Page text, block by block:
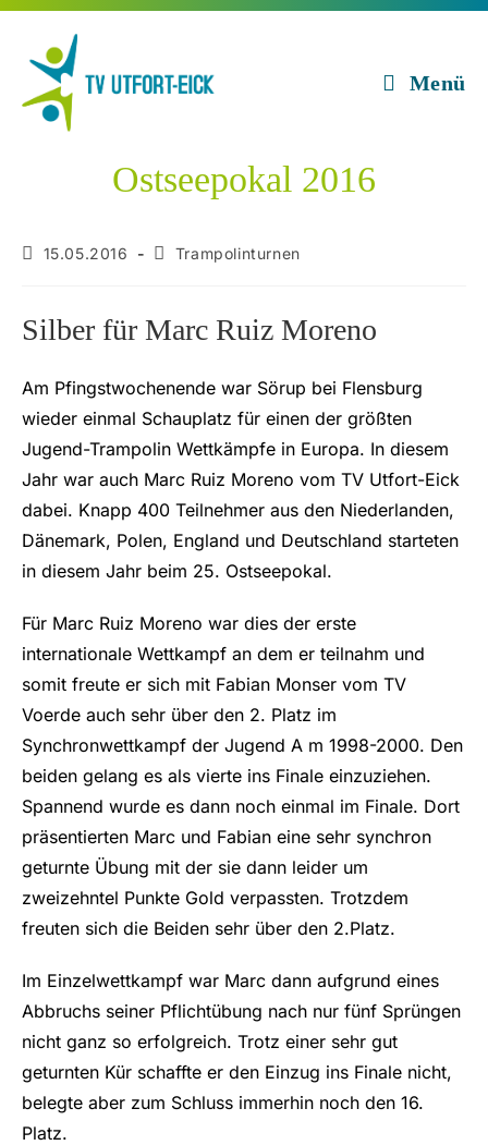
Zum
springen
Menü
Ostseepokal 2016
Beitrag
15.05.2016
Beitrags-
Trampolinturnen
Silber für Marc Ruiz Moreno
Am Pfingstwochenende war Sörup bei Flensburg
wieder einmal Schauplatz für einen der größten
Jugend-Trampolin Wettkämpfe in Europa. In diesem
Jahr war auch Marc Ruiz Moreno vom TV Utfort-Eick
dabei. Knapp 400 Teilnehmer aus den Niederlanden,
Dänemark, Polen, England und Deutschland starteten
in diesem Jahr beim 25. Ostseepokal.
Für Marc Ruiz Moreno war dies der erste
internationale Wettkampf an dem er teilnahm und
somit freute er sich mit Fabian Monser vom TV
Voerde auch sehr über den 2. Platz im
Synchronwettkampf der Jugend A m 1998-2000. Den
beiden gelang es als vierte ins Finale einzuziehen.
Spannend wurde es dann noch einmal im Finale. Dort
präsentierten Marc und Fabian eine sehr synchron
geturnte Übung mit der sie dann leider um
zweizehntel Punkte Gold verpassten. Trotzdem
freuten sich die Beiden sehr über den 2.Platz.
Im Einzelwettkampf war Marc dann aufgrund eines
Abbruchs seiner Pflichtübung nach nur fünf Sprüngen
nicht ganz so erfolgreich. Trotz einer sehr gut
geturnten Kür schaffte er den Einzug ins Finale nicht,
belegte aber zum Schluss immerhin noch den 16.
Platz.